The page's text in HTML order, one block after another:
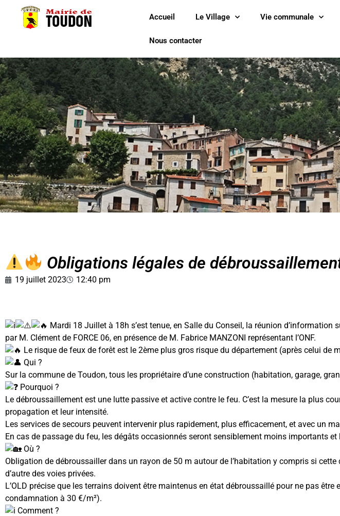
Accueil Le Village Vie communale
Nous contacter
Obligations légales de
19 juillet 2023 12:40 pm
Mardi 18 Juillet à 18h s’est tenue, en Salle du Conseil, la réunion
par M. Clément de FORCE 06, en présence de M. Fabrice MANZONI représentant l’ONF.
Le risque de feux de forêt est le 2ème plus gros risque du département (après celui de
Qui ?
Sur la commune de Toudon, tous les propriétaire d’une construction (habitation, garage,
Pourquoi ?
Le débroussaillement est une lutte passive et active contre le feu. C’est la mesure la plus
propagation et leur intensité.
Les services de secours peuvent intervenir plus rapidement, plus efficacement, et avec un
En cas de passage du feu, les dégâts occasionnés seront sensiblement moins importants
Où ?
Obligation de débroussailler dans un rayon de 50 m autour de l’habitation y compris si
d’autre des voies privées.
L’OLD précise que les terrains doivent être maintenus en état débroussaillé pour ne pas
condamnation à 30 €/m²).
Comment ?